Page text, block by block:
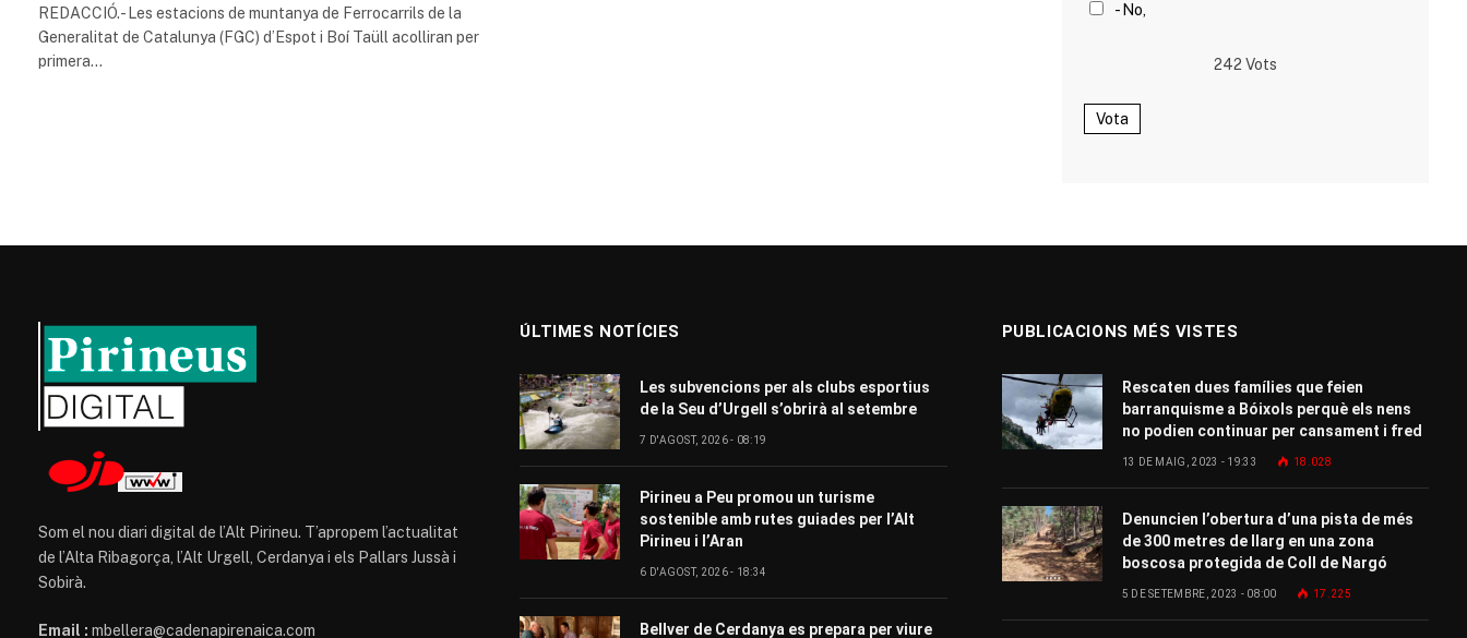
REDACCIÓ.- Les estacions de muntanya de Ferrocarrils de la
Generalitat de Catalunya (FGC) d’Espot i Boí Taüll acolliran per
primera…
- No,
242 Vots
Vota
Som el nou diari digital de l’Alt Pirineu. T’apropem l’actualitat
de l’Alta Ribagorça, l’Alt Urgell, Cerdanya i els Pallars Jussà i
Sobirà.
Email : mbellera@cadenapirenaica.com
ÚLTIMES NOTÍCIES
Les subvencions per als clubs esportius
de la Seu d’Urgell s’obrirà al setembre
7 D'AGOST, 2026 - 08:19
Pirineu a Peu promou un turisme
sostenible amb rutes guiades per l’Alt
Pirineu i l’Aran
6 D'AGOST, 2026 - 18:34
Bellver de Cerdanya es prepara per viure
PUBLICACIONS MÉS VISTES
Rescaten dues famílies que feien
barranquisme a Bóixols perquè els nens
no podien continuar per cansament i fred
13 DE MAIG, 2023 - 19:33 18.028
Denuncien l’obertura d’una pista de més
de 300 metres de llarg en una zona
boscosa protegida de Coll de Nargó
5 DE SETEMBRE, 2023 - 08:00 17.225